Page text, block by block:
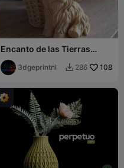
Encanto de las Tierras
Altas – Acogedora Maceta
Cesta de Vaca
3dgeprintnl  286 108